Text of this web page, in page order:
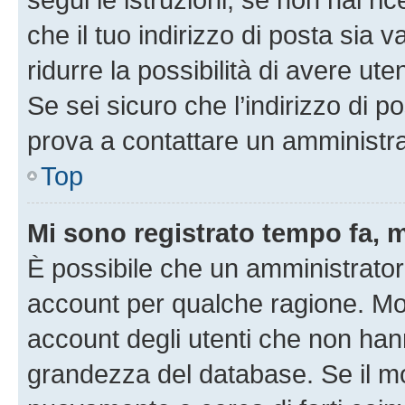
che il tuo indirizzo di posta sia
ridurre la possibilità di avere
Se sei sicuro che l’indirizzo di
prova a contattare un
Top
Mi sono registrato tempo fa,
È possibile che un
account per qualche ragione.
account degli utenti che non
grandezza del database. Se il